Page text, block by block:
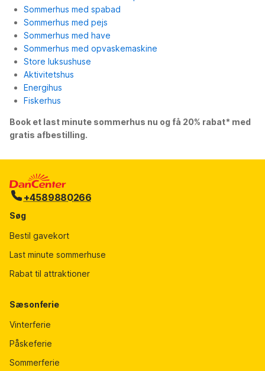
Sommerhus med spabad
Sommerhus med pejs
Sommerhus med have
Sommerhus med opvaskemaskine
Store luksushuse
Aktivitetshus
Energihus
Fiskerhus
Book et last minute sommerhus nu og få 20% rabat* med
gratis afbestilling.
+4589880266
Søg
Bestil gavekort
Last minute sommerhuse
Rabat til attraktioner
Sæsonferie
Vinterferie
Påskeferie
Sommerferie